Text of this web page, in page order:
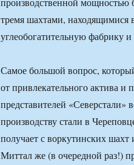
тремя шахтами, находящимися
углеобогатительную фабрику
Самое большой вопрос,
от привлекательного актива
представителей
производству стали в
получает с воркутинских шахт
Миттал же (в очередной раз!)